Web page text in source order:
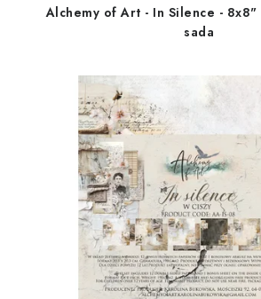
Alchemy of Art - In Silence -
sada